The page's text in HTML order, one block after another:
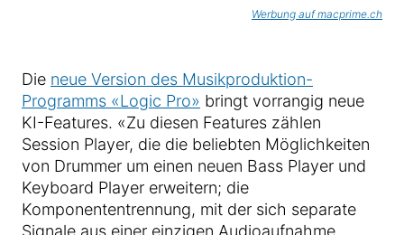
Werbung auf macprime.ch
Die neue Version des Musikproduktion-
Programms «Logic Pro» bringt vorrangig neue
KI-Features. «Zu diesen Features zählen
Session Player, die die beliebten Möglichkeiten
von Drummer um einen neuen Bass Player und
Keyboard Player erweitern; die
Komponententrennung, mit der sich separate
Signale aus einer einzigen Audioaufnahme